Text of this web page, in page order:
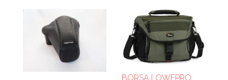
BORSA LOWEPRO